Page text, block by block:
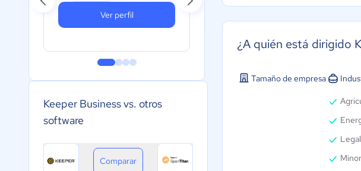
Ver perfil
Keeper Business vs. otros
software
Comparar
¿A quién está dirigido
Tamaño de empresa